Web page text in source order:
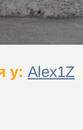
у: Alex1Z